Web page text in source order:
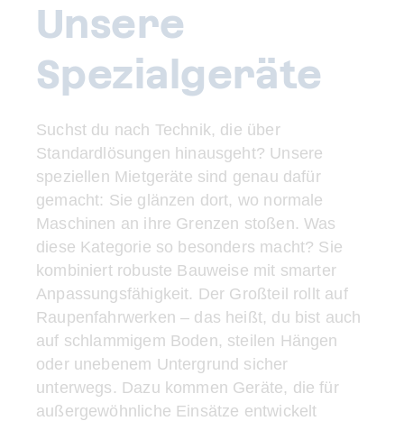
Unsere
Spezialgeräte
Suchst du nach Technik, die über
Standardlösungen hinausgeht? Unsere
speziellen Mietgeräte sind genau dafür
gemacht: Sie glänzen dort, wo normale
Maschinen an ihre Grenzen stoßen. Was
diese Kategorie so besonders macht? Sie
kombiniert robuste Bauweise mit smarter
Anpassungsfähigkeit. Der Großteil rollt auf
Raupenfahrwerken – das heißt, du bist auch
auf schlammigem Boden, steilen Hängen
oder unebenem Untergrund sicher
unterwegs. Dazu kommen Geräte, die für
außergewöhnliche Einsätze entwickelt